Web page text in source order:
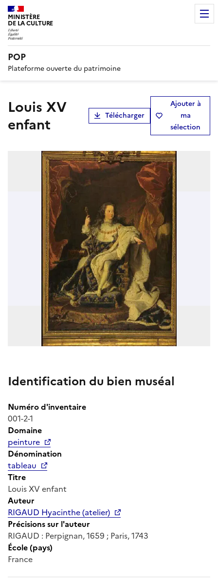
MINISTÈRE
DE LA CULTURE
POP
Plateforme ouverte du patrimoine
Louis XV
enfant
Télécharger
Ajouter à
ma
sélection
Identification du bien muséal
Numéro d'inventaire
001-2-1
Domaine
peinture
Dénomination
tableau
Titre
Louis XV enfant
Auteur
RIGAUD Hyacinthe (atelier)
Précisions sur l'auteur
RIGAUD : Perpignan, 1659 ; Paris, 1743
École (pays)
France